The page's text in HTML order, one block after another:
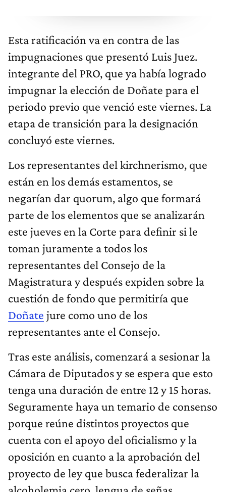
Esta ratificación va en contra de las
impugnaciones que presentó Luis Juez.
integrante del PRO, que ya había logrado
impugnar la elección de Doñate para el
periodo previo que venció este viernes. La
etapa de transición para la designación
concluyó este viernes.
Los representantes del kirchnerismo, que
están en los demás estamentos, se
negarían dar quorum, algo que formará
parte de los elementos que se analizarán
este jueves en la Corte para definir si le
toman juramente a todos los
representantes del Consejo de la
Magistratura y después expiden sobre la
cuestión de fondo que permitiría que
Doñate jure como uno de los
representantes ante el Consejo.
Tras este análisis, comenzará a sesionar la
Cámara de Diputados y se espera que esto
tenga una duración de entre 12 y 15 horas.
Seguramente haya un temario de consenso
porque reúne distintos proyectos que
cuenta con el apoyo del oficialismo y la
oposición en cuanto a la aprobación del
proyecto de ley que busca federalizar la